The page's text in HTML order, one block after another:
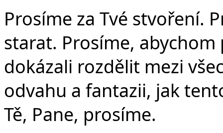
Prosíme za Tvé stvoření.
starat. Prosíme,
dokázali rozdělit mezi
odvahu a fantazii, jak
Tě, Pane, prosíme.